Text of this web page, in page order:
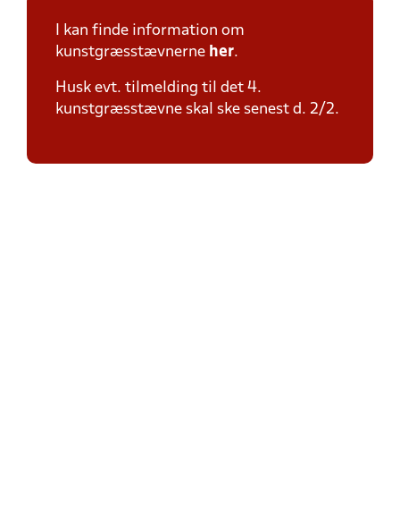
I kan finde information om
kunstgræsstævnerne her.
Husk evt. tilmelding til det 4.
kunstgræsstævne skal ske senest d. 2/2.